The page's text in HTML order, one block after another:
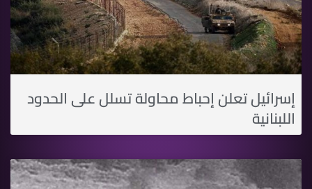
إسرائيل تعلن إحباط محاولة تسلل على الحدود
اللبنانية